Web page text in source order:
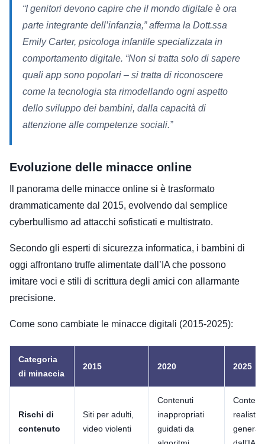
“I genitori devono capire che il mondo digitale è ora
parte integrante dell’infanzia,” afferma la Dott.ssa
Emily Carter, psicologa infantile specializzata in
comportamento digitale. “Non si tratta solo di sapere
quali app sono popolari – si tratta di riconoscere
come la tecnologia sta rimodellando ogni aspetto
dello sviluppo dei bambini, dalla capacità di
attenzione alle competenze sociali.”
Evoluzione delle minacce online
Il panorama delle minacce online si è trasformato
drammaticamente dal 2015, evolvendo dal semplice
cyberbullismo ad attacchi sofisticati e multistrato.
Secondo gli esperti di sicurezza informatica, i bambini di
oggi affrontano truffe alimentate dall’IA che possono
imitare voci e stili di scrittura degli amici con allarmante
precisione.
Come sono cambiate le minacce digitali (2015-2025):
Categoria
di minaccia
2015 2020 2025
Rischi di
contenuto
Siti per adulti,
video violenti
Contenuti
inappropriati
guidati da
realistici
generati